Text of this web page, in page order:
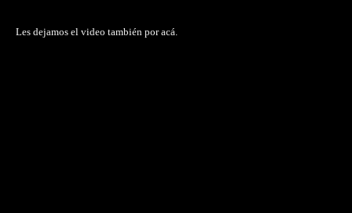
Les dejamos el video también por acá.